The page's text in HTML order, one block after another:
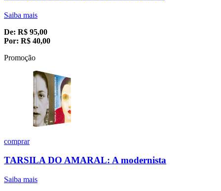
Saiba mais
De: R$ 95,00
Por: R$ 40,00
Promoção
comprar
TARSILA DO AMARAL: A modernista
Saiba mais